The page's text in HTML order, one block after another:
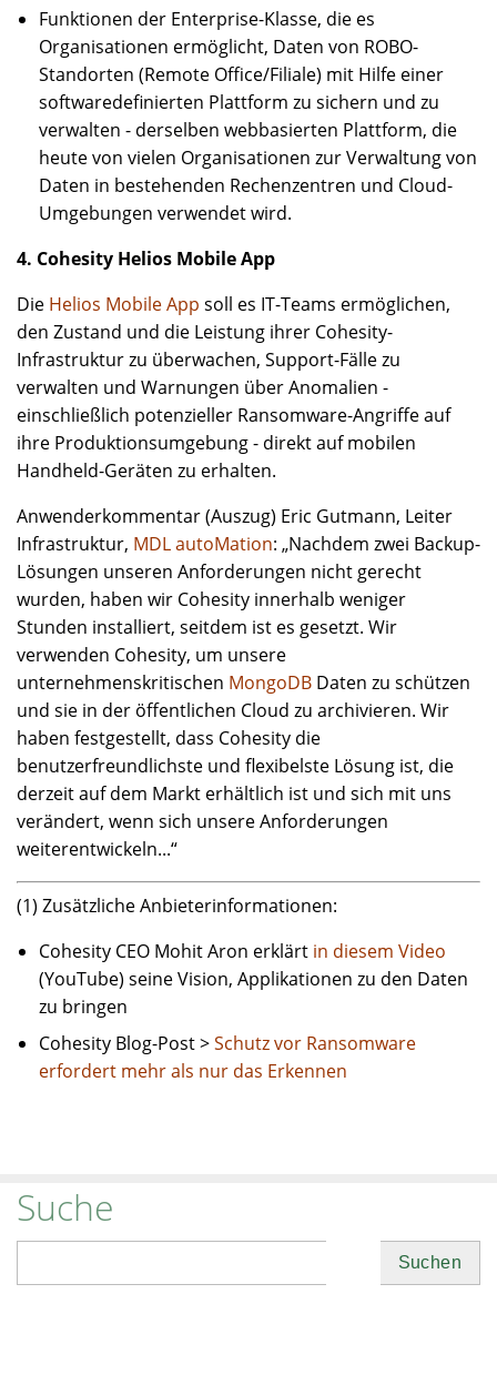
Funktionen der Enterprise-Klasse, die es
Organisationen ermöglicht, Daten von ROBO-
Standorten (Remote Office/Filiale) mit Hilfe einer
softwaredefinierten Plattform zu sichern und zu
verwalten - derselben webbasierten Plattform, die
heute von vielen Organisationen zur Verwaltung von
Daten in bestehenden Rechenzentren und Cloud-
Umgebungen verwendet wird.
4. Cohesity Helios Mobile App
Die Helios Mobile App soll es IT-Teams ermöglichen,
den Zustand und die Leistung ihrer Cohesity-
Infrastruktur zu überwachen, Support-Fälle zu
verwalten und Warnungen über Anomalien -
einschließlich potenzieller Ransomware-Angriffe auf
ihre Produktionsumgebung - direkt auf mobilen
Handheld-Geräten zu erhalten.
Anwenderkommentar (Auszug) Eric Gutmann, Leiter
Infrastruktur, MDL autoMation: „Nachdem zwei Backup-
Lösungen unseren Anforderungen nicht gerecht
wurden, haben wir Cohesity innerhalb weniger
Stunden installiert, seitdem ist es gesetzt. Wir
verwenden Cohesity, um unsere
unternehmenskritischen MongoDB Daten zu schützen
und sie in der öffentlichen Cloud zu archivieren. Wir
haben festgestellt, dass Cohesity die
benutzerfreundlichste und flexibelste Lösung ist, die
derzeit auf dem Markt erhältlich ist und sich mit uns
verändert, wenn sich unsere Anforderungen
weiterentwickeln...“
(1) Zusätzliche Anbieterinformationen:
Cohesity CEO Mohit Aron erklärt in diesem Video
(YouTube) seine Vision, Applikationen zu den Daten
zu bringen
Cohesity Blog-Post >Schutz vor Ransomware
erfordert mehr als nur das Erkennen
Suche